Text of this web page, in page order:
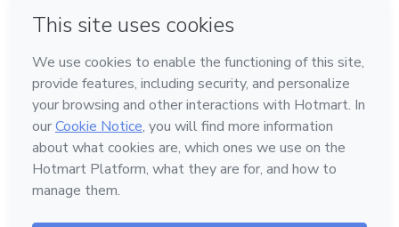
Hecho con❤ en Bogotá
Conoce Hotmart
Idioma
Español